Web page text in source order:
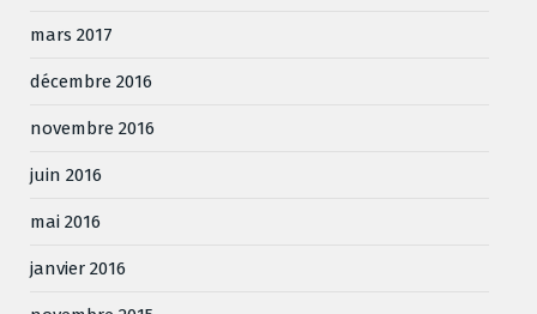
mars 2017
décembre 2016
novembre 2016
juin 2016
mai 2016
janvier 2016